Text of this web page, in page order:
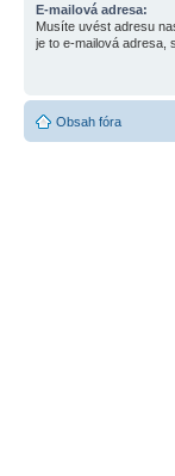
E-mailová adresa:
Musíte uvést adresu
je to e-mailová adresa,
Obsah fóra